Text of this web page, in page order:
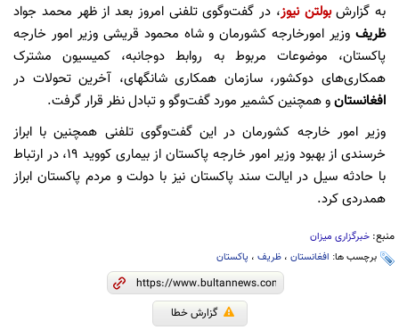
به گزارشبولتن نیوز، در گفت‌وگوی تلفنی امروز بعد از ظهر محمد جواد
ظریف وزیر امورخارجه کشورمان و شاه محمود قریشی وزیر امور خارجه
پاکستان، موضوعات مربوط به روابط دوجانبه، کمیسیون مشترک
همکاری‌های دوکشور، سازمان همکاری شانگهای، آخرین تحولات در
افغانستانو همچنین کشمیر مورد گفت‌وگو و تبادل نظر قرار گرفت.
وزیر امور خارجه کشورمان در این گفت‌وگوی تلفنی همچنین با ابراز
خرسندی از بهبود وزیر امور خارجه پاکستان از بیماری کووید ١٩، در ارتباط
با حادثه سیل در ایالت سند پاکستان نیز با دولت و مردم پاکستان ابراز
همدردی کرد.
منبع: خبرگزاری میزان
برچسب ها: افغانستان ، ظریف ، پاکستان
گزارش خطا